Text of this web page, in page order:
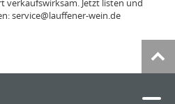
verkaufswirksam. Jetzt listen und
service@lauffener-wein.de